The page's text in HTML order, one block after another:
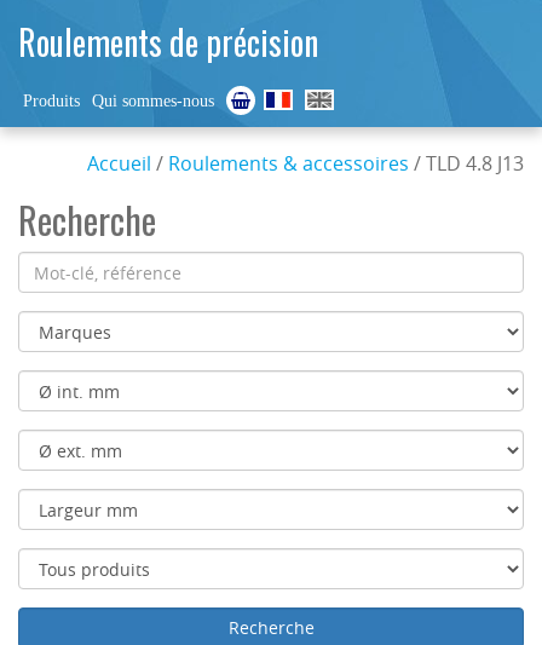
Roulements de précision
Produits Qui sommes-nous
Accueil / Roulements & accessoires / TLD 4.8 J13
Recherche